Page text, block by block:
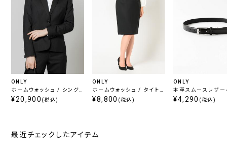
ONLY
ホームウォッシュ / シング
ルジャケット ブラック無地
¥20,900 (税込)
ONLY
ホームウォッシュ / タイトス
カート 定番ブラック無地
¥8,800 (税込)
ONLY
本革スムースレザー
ブラック
¥4,290 (税込)
最近チェックしたアイテム